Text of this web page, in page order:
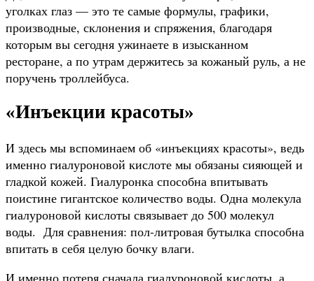
уголках глаз — это те самые формулы, графики,
производные, склонения и спряжения, благодаря
которым вы сегодня ужинаете в изысканном
ресторане, а по утрам держитесь за кожаный руль, а не
поручень троллейбуса.
«Инъекции красоты»
И здесь мы вспоминаем об «инъекциях красоты», ведь
именно гиалуроновой кислоте мы обязаны сияющей и
гладкой кожей. Гиалуронка способна впитывать
поистине гигантское количество воды. Одна молекула
гиалуроновой кислоты связывает до 500 молекул
воды. Для сравнения: пол-литровая бутылка способна
впитать в себя целую бочку влаги.
И именно потеря сначала гиалуроновой кислоты, а